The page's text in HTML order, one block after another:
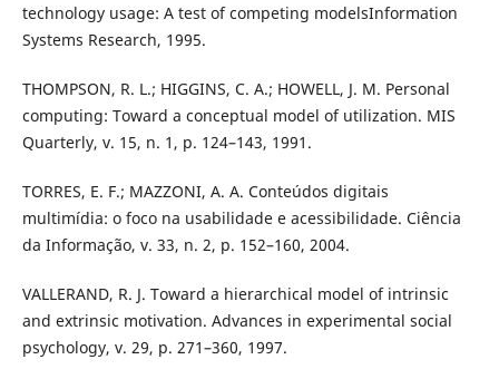
technology usage: A test of competing modelsInformation
Systems Research, 1995.
THOMPSON, R. L.; HIGGINS, C. A.; HOWELL, J. M. Personal
computing: Toward a conceptual model of utilization. MIS
Quarterly, v. 15, n. 1, p. 124–143, 1991.
TORRES, E. F.; MAZZONI, A. A. Conteúdos digitais
multimídia: o foco na usabilidade e acessibilidade. Ciência
da Informação, v. 33, n. 2, p. 152–160, 2004.
VALLERAND, R. J. Toward a hierarchical model of intrinsic
and extrinsic motivation. Advances in experimental social
psychology, v. 29, p. 271–360, 1997.